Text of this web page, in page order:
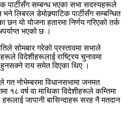
पार्टीसँग सम्बन्ध भएका सभा सदस्यहरूले
लिबरल डेमोक्र्याटिक पार्टीसँग सम्बन्धित
यो योजना हतारमा निर्णय गरिएको तर्क
भएको छ ।
सोमबार गरेको प्रस्तावमा सभाले
विदेशीहरूलाई राष्ट्रिय चुनावमा
राय समेत दिएका थिए ।
गत नोभेम्बरमा विधानसभामा जनमत
१८ वर्ष वा माथिका विदेशीहरूले कम्तिमा
जापानी बासिन्दाहरू सरह नै मतदान